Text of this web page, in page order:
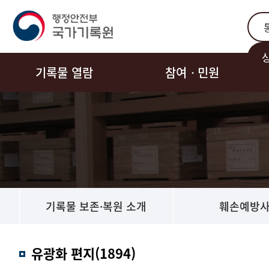
통합
기록물 열람 참여ㆍ민원
기록물 보존·복원 소개 훼손예방
유광화 편지(1894)